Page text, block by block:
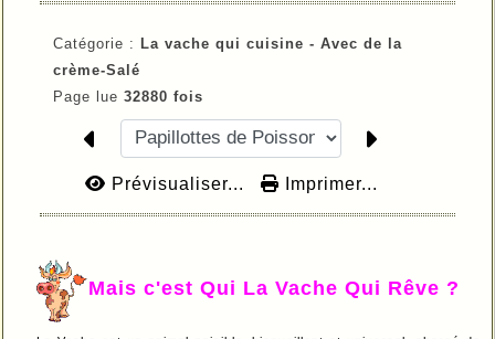
Catégorie : La vache qui cuisine - Avec de la
crème-Salé
Page lue 32880 fois
Prévisualiser... Imprimer...
Mais c'est Qui La Vache Qui Rêve ?